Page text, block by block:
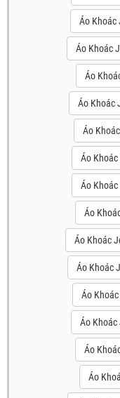
Áo Khoác
Áo Khoác
Áo
Áo Khoác
Áo
Áo
Áo
Áo
Áo Khoác
Áo Khoác
Áo
Áo Khoác
Áo
Áo